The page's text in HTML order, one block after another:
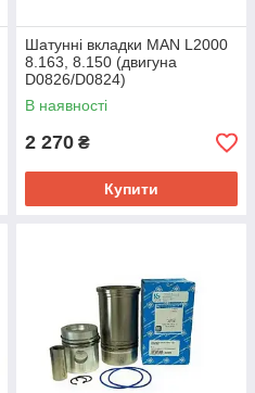
Шатунні вкладки MAN L2000
8.163, 8.150 (двигуна
D0826/D0824)
В наявності
2 270 ₴
Купити